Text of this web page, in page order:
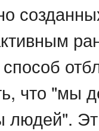
что "мы
людей".